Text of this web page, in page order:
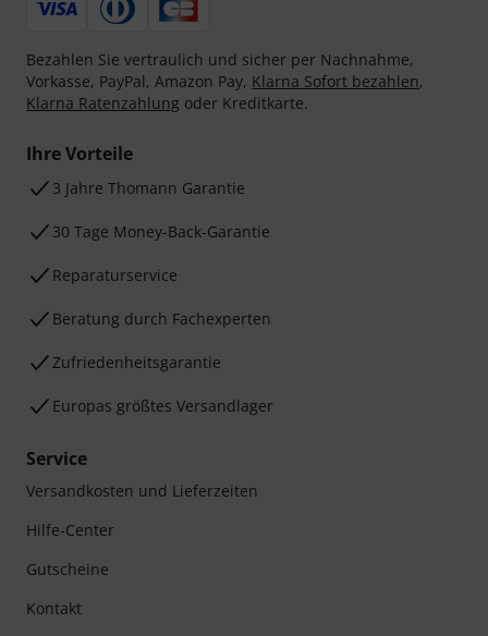
Bezahlen Sie vertraulich und sicher per Nachnahme,
Vorkasse, PayPal, Amazon Pay, Klarna Sofort bezahlen,
Klarna Ratenzahlung oder Kreditkarte.
Ihre Vorteile
3 Jahre Thomann Garantie
30 Tage Money-Back-Garantie
Reparaturservice
Beratung durch Fachexperten
Zufriedenheitsgarantie
Europas größtes Versandlager
Service
Versandkosten und Lieferzeiten
Hilfe-Center
Gutscheine
Kontakt